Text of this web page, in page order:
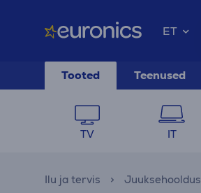
ET
Tooted Teenused
TV IT
Ilu ja tervis Juuksehooldus